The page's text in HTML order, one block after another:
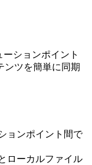
ーションポイント
ンツを簡単に同期
ョンポイント間で
ローカルファイル